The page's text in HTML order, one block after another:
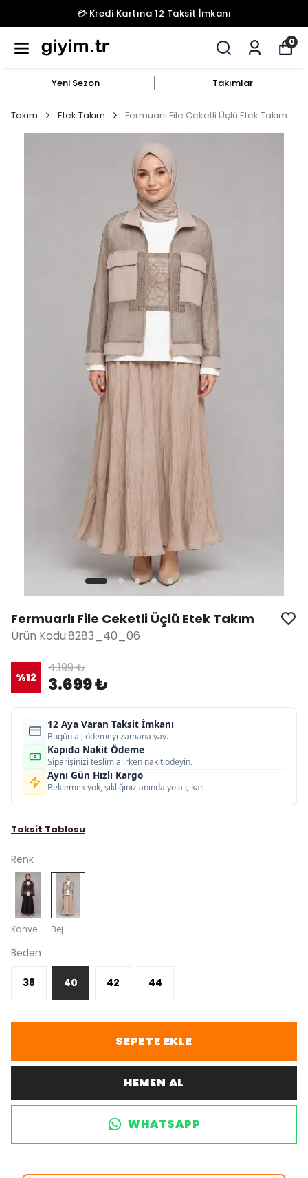
💳 Kredi Kartına 12 Taksit İmkanı
0
Yeni Sezon Takımlar
Takım Etek Takım Fermuarlı File Ceketli Üçlü Etek Takım
Fermuarlı File Ceketli Üçlü Etek Takım
Ürün Kodu:8283_40_06
%12
4.199 ₺
3.699 ₺
12 Aya Varan Taksit İmkanı
Bugün al, ödemeyi zamana yay.
Kapıda Nakit Ödeme
Siparişinizi teslim alırken nakit ödeyin.
Aynı Gün Hızlı Kargo
Beklemek yok, şıklığınız anında yola çıkar.
Taksit Tablosu
Renk
Kahve Bej
Beden
38 40 42 44
SEPETE EKLE
HEMEN AL
WHATSAPP